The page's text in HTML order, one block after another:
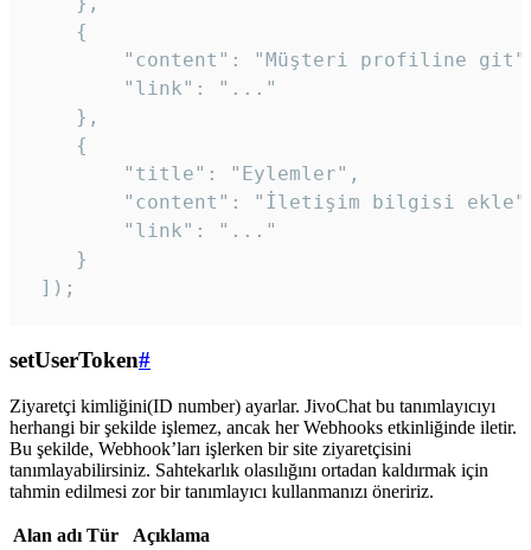
    {
"content": "Müşteri profiline
        "link": "..."
    },
    {
        "title": "Eylemler",
"content": "İletişim bilgisi
        "link": "..."
    }
]);
setUserToken#
Ziyaretçi kimliğini(ID number) ayarlar. JivoChat bu tanımlayıcıyı
herhangi bir şekilde işlemez, ancak her Webhooks etkinliğinde iletir.
Bu şekilde, Webhook’ları işlerken bir site ziyaretçisini
tanımlayabilirsiniz. Sahtekarlık olasılığını ortadan kaldırmak için
tahmin edilmesi zor bir tanımlayıcı kullanmanızı öneririz.
Alan adı Tür
Açıklama